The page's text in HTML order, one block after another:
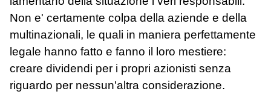
Non e' certamente colpa della aziende e della
multinazionali, le quali in maniera perfettamente
legale hanno fatto e fanno il loro mestiere:
creare dividendi per i propri azionisti senza
riguardo per nessun'altra considerazione.